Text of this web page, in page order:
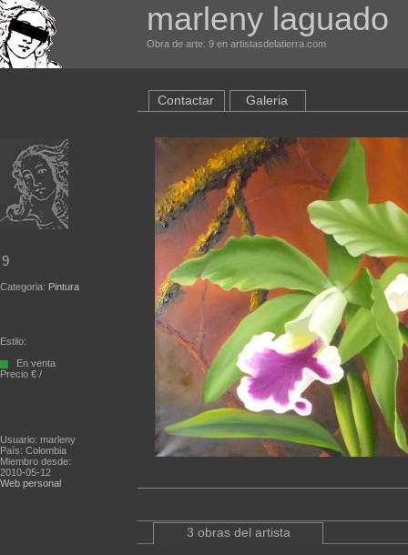
marleny laguado
Obra de arte: 9 en artistasdelatierra.com
9
Categoria: Pintura
Estilo:
En venta
Precio € /
Usuario: marleny
País: Colombia
Miembro desde:
2010-05-12
Web personal
Contactar Galeria
3 obras del artista